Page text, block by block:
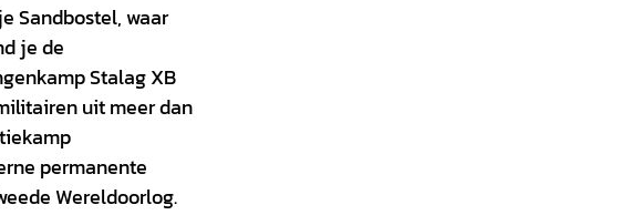
Sandbostel, waar
je de
Stalag XB
uit meer dan
permanente
Wereldoorlog.